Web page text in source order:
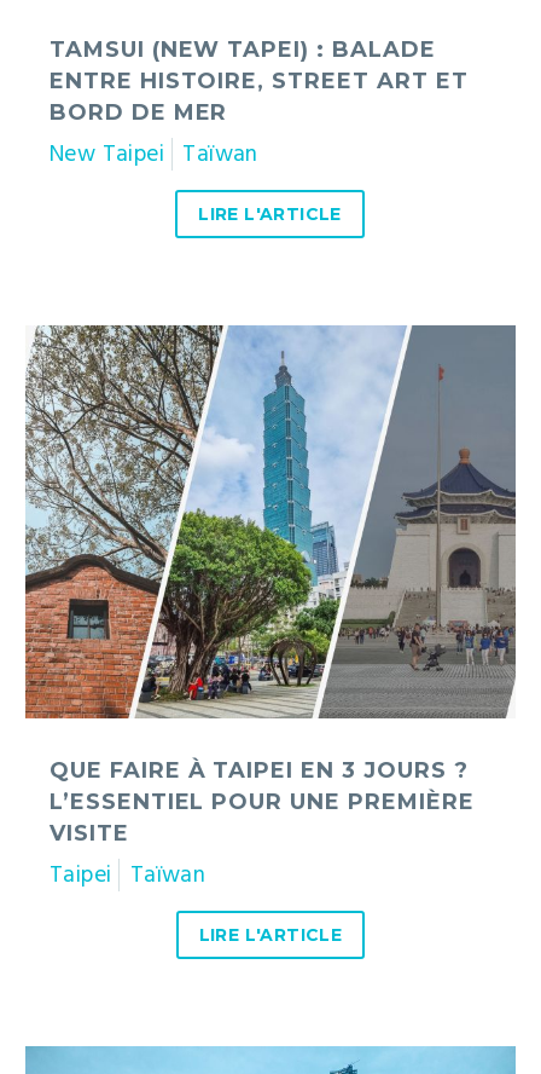
TAMSUI (NEW TAPEI) : BALADE
ENTRE HISTOIRE, STREET ART ET
BORD DE MER
New Taipei Taïwan
LIRE L'ARTICLE
Que
faire
à
Taipei
en
3
jours
?
L’essentiel
pour
une
première
visite
QUE FAIRE À TAIPEI EN 3 JOURS ?
L’ESSENTIEL POUR UNE PREMIÈRE
VISITE
Taipei Taïwan
LIRE L'ARTICLE